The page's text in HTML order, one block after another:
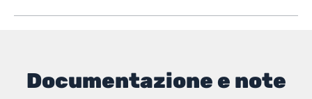
Documentazione e note